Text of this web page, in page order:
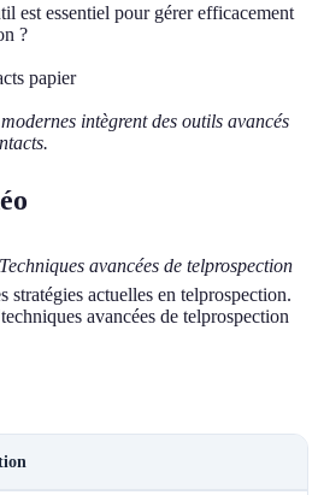
est essentiel pour gérer efficacement
?
papier
intègrent des outils avancés
Techniques avancées de telprospection
stratégies actuelles en telprospection.
avancées de telprospection